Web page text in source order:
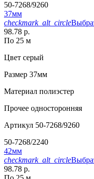
50-7268/9260
37мм
checkmark_alt_circle
98.78 р.
По 25 м
Цвет серый
Размер 37мм
Материал полиэстер
Прочее односторонняя
Артикул 50-7268/9260
50-7268/2240
42мм
checkmark_alt_circle
98.78 р.